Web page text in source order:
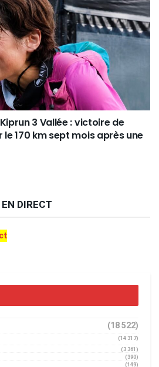
3 Vallée : victoire de
170 km sept mois après une
DIRECT
(18 522)
(14 317)
(3 361)
(390)
(149)